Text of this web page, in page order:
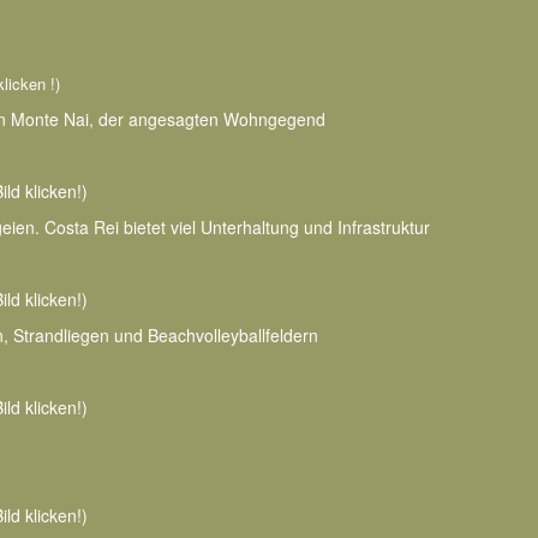
!)
Nai, der angesagten Wohngegend
klicken!)
Costa Rei bietet viel Unterhaltung und Infrastruktur
klicken!)
Strandliegen und Beachvolleyballfeldern
klicken!)
klicken!)